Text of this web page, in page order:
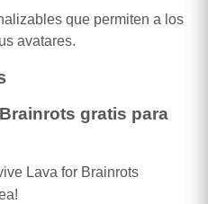
que permiten a los
avatares.
gratis para
Lava for Brainrots